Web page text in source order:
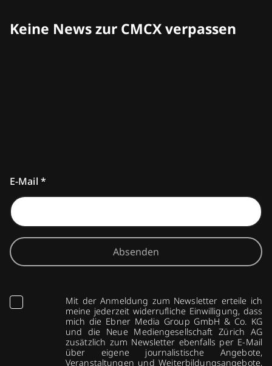
Keine News zur CMCX verpassen
E-Mail *
Absenden
Mit der Anmeldung zum Newsletter erteile ich
meine jederzeit widerrufliche Einwilligung, dass
mich die Ebner Media Group GmbH & Co. KG
und die Neue Mediengesellschaft Zürich AG
zusätzlich zum Newsletter ebenfalls per E-Mail
über eigene journalistische Angebote,
Veranstaltungen und Weiterbildungsangebote,